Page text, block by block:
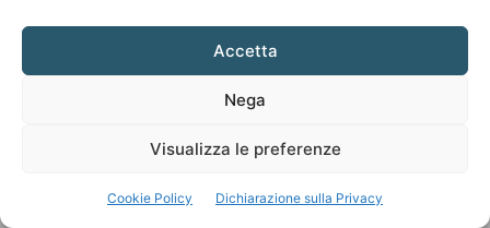
Accetta
Nega
Visualizza le preferenze
Cookie Policy Dichiarazione sulla Privacy